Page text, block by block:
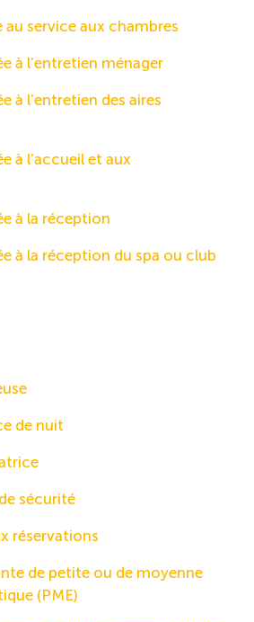
au service aux chambres
à l’entretien ménager
à l’entretien des aires
à l’accueil et aux
à la réception
à la réception du spa ou club
de nuit
sécurité
réservations
de petite ou de moyenne
(PME)